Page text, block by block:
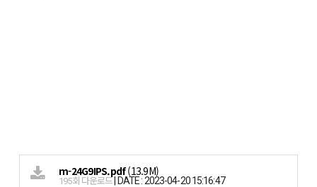
m-24G9IPS.pdf(13.9M)
195회 다운로드| DATE : 2023-04-20 15:16:47